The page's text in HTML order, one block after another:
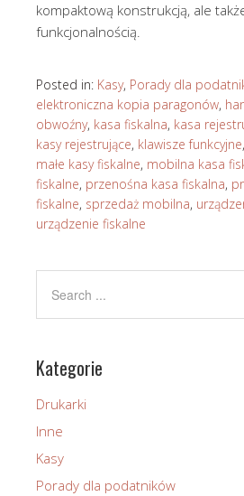
kompaktową konstrukcją, ale
funkcjonalnością.
Posted in: Kasy, Porady dla
elektroniczna kopia paragonów,
obwoźny, kasa fiskalna, kasa
kasy rejestrujące, klawisze funkcyjne,
małe kasy fiskalne, mobilna kasa
fiskalne, przenośna kasa fiskalna,
fiskalne, sprzedaż mobilna,
urządzenie fiskalne
Kategorie
Drukarki
Inne
Kasy
Porady dla podatników